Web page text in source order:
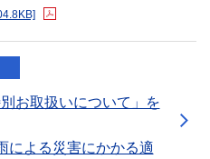
お取扱いについて」を
による災害にかかる適